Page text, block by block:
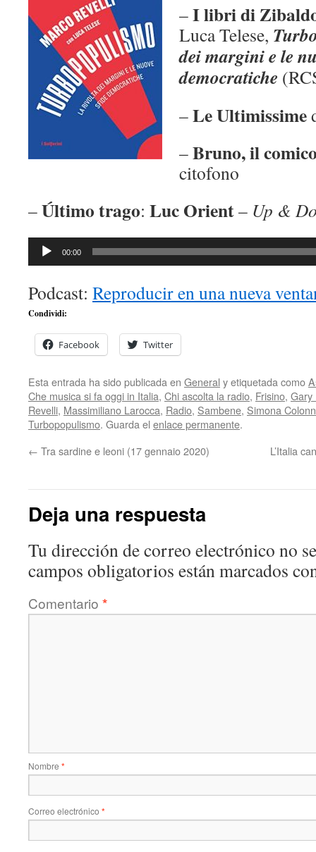
–I libri di
Luca Telese,
dei margini e le
democratiche
–Le Ultimissime
–Bruno, il
citofono
–Último trago: Luc Orient– Up &
Reproductor
00:00
Podcast: Reproducir en una nueva
Condividi:
Facebook Twitter
Esta entrada ha sido publicada en General y etiquetada como
Che musica si fa oggi in Italia, Chi ascolta la radio, Frisino, Gary
Revelli, Massimiliano Larocca, Radio, Sambene, Simona
Turbopopulismo. Guarda el enlace permanente.
← Tra sardine e leoni (17 gennaio 2020) L’Italia
Deja una respuesta
Tu dirección de correo electrónico no
campos obligatorios están marcados
Comentario *
Nombre *
Correo electrónico *